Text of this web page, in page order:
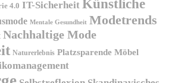
4.0 IT-Sicherheit Künstliche
Mentale Gesundheit Modetrends
Nachhaltige Mode
Naturerlebnis Platzsparende Möbel